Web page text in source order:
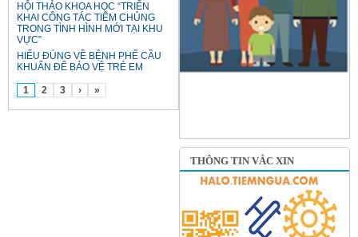
HỘI THẢO KHOA HỌC “TRIỂN
KHAI CÔNG TÁC TIÊM CHỦNG
TRONG TÌNH HÌNH MỚI TẠI KHU
VỰC”
HIỂU ĐÚNG VỀ BỆNH PHẾ CẦU
KHUẨN ĐỂ BẢO VỆ TRẺ EM
1 2 3 › »
THÔNG TIN VẮC XIN